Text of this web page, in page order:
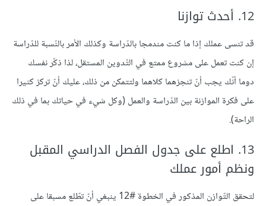
12. أحدث توازنا
قد تنسى عملك إذا ما كنت مندمجا بالدّراسة وكذلك الأمر بالنّسبة للدّراسة
إن كنت تعمل على مشروع ممتع في التّدوين المستقل، لذا ذكّر نفسك
دوما أنّك يجب أنّ تنجزهما كلاهما ولتتمكن من ذلك، عليك أنّ تركز كثيرا
على فكرة الموازنة بين الدّراسة والعمل (وكل شيء في حياتك بما في ذلك
الراحة).
13. اطلع على جدول الفصل الدراسي المقبل
ونظم أمور عملك
لتحقق التّوازن المذكور في الخطوة #12 ينبغي أنّ تطّلع مسبقا على